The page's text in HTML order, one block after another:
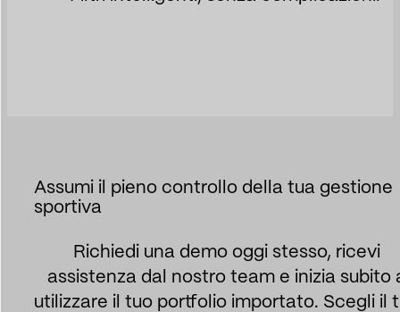
Assumi il pieno controllo della tua gestione
sportiva
Richiedi una demo oggi stesso, ricevi
assistenza dal nostro team e inizia subito
utilizzare il tuo portfolio importato. Scegli il